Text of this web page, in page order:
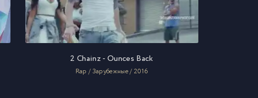
2 Chainz - Ounces Back
Rap / Зарубежные / 2016